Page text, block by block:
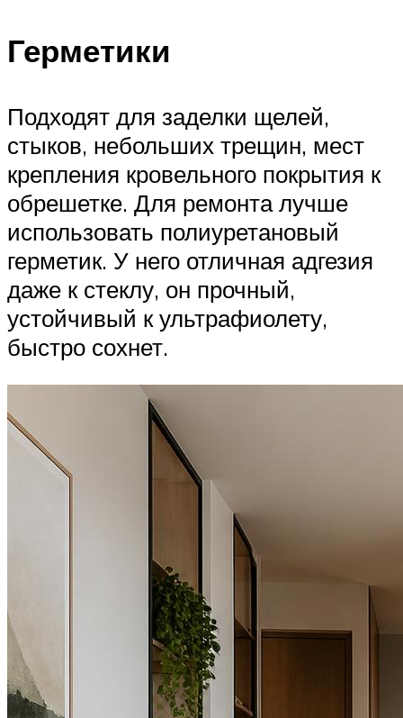
Герметики
Подходят для заделки щелей,
стыков, небольших трещин, мест
крепления кровельного покрытия к
обрешетке. Для ремонта лучше
использовать полиуретановый
герметик. У него отличная адгезия
даже к стеклу, он прочный,
устойчивый к ультрафиолету,
быстро сохнет.